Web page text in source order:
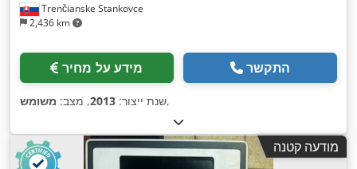
Trenčianske Stankovce
2,436 km
מידע על מחיר התקשר
שנת ייצור: 2013, מצב: משומש ,
מודעה קטנה